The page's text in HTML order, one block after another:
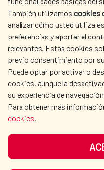
También utilizamos cookies
analizar cómo usted utiliza
preferencias y aportar el
relevantes. Estas cookies
previo consentimiento por
Puede optar por activar o
cookies, aunque la
su experiencia de
Para obtener más
cookies.
CULTURE ET SCIENCE
NOS RÉSEAUX SOCIAUX